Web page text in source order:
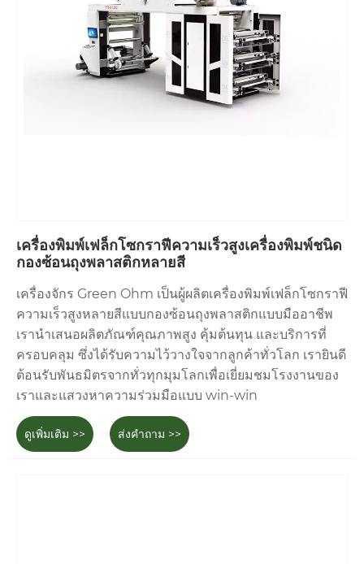
เครื่องพิมพ์เฟล็กโซกราฟีความเร็วสูงเครื่องพิมพ์ชนิด
กองซ้อนถุงพลาสติกหลายสี
เครื่องจักร Green Ohm เป็นผู้ผลิตเครื่องพิมพ์เฟล็กโซกราฟี
ความเร็วสูงหลายสีแบบกองซ้อนถุงพลาสติกแบบมืออาชีพ
เรานำเสนอผลิตภัณฑ์คุณภาพสูง คุ้มต้นทุน และบริการที่
ครอบคลุม ซึ่งได้รับความไว้วางใจจากลูกค้าทั่วโลก เรายินดี
ต้อนรับพันธมิตรจากทั่วทุกมุมโลกเพื่อเยี่ยมชมโรงงานของ
เราและแสวงหาความร่วมมือแบบ win-win
ดูเพิ่มเติม >> ส่งคำถาม >>